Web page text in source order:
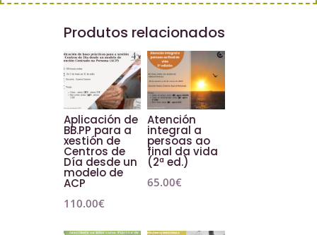
Produtos relacionados
Aplicación de
BB.PP para a
xestión de
Centros de
Día desde un
modelo de
ACP
110.00€
Atención
integral a
persoas ao
final da vida
(2ª ed.)
65.00€